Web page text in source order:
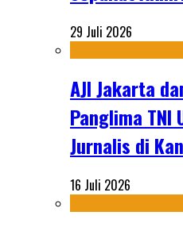
29 Juli 2026
AJI Jakarta
Panglima TNI
Jurnalis di
16 Juli 2026